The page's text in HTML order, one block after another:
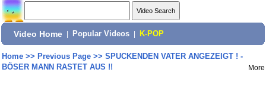
Video Home Popular Videos K-POP
Home>> Previous Page>> SPUCKENDEN VATER ANGEZEIGT ! -
BÖSER MANN RASTET AUS !!
More